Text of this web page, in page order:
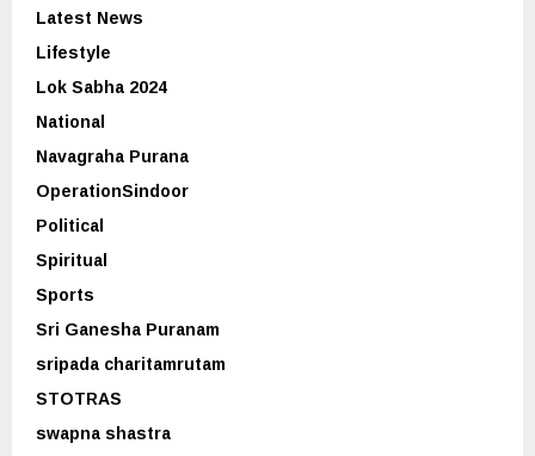
Latest News
Lifestyle
Lok Sabha 2024
National
Navagraha Purana
OperationSindoor
Political
Spiritual
Sports
Sri Ganesha Puranam
sripada charitamrutam
STOTRAS
swapna shastra